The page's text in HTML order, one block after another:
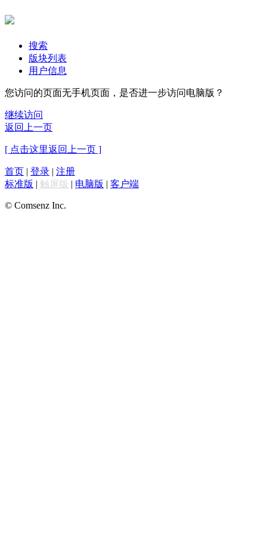
搜索
版块列表
用户信息
您访问的页面无手机页面，是否进一步访问电脑版？
继续访问
返回上一页
[ 点击这里返回上一页 ]
首页 | 登录 | 注册
标准版 | 触屏版 | 电脑版 | 客户端
© Comsenz Inc.